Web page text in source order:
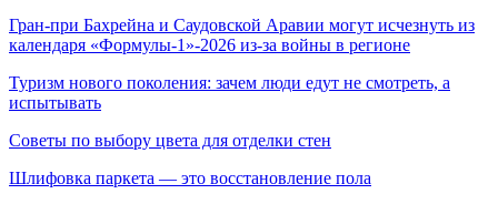
Гран-при Бахрейна и Саудовской Аравии могут исчезнуть из
календаря «Формулы-1»-2026 из-за войны в регионе
Туризм нового поколения: зачем люди едут не смотреть, а
испытывать
Советы по выбору цвета для отделки стен
Шлифовка паркета — это восстановление пола